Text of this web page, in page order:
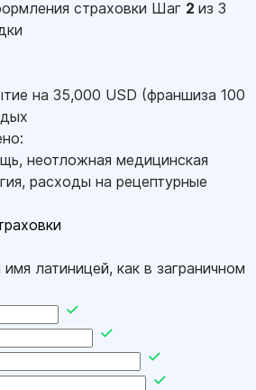
страховки Шаг 2 из 3
на 35,000 USD (франшиза 100
неотложная медицинская
расходы на рецептурные
латиницей, как в заграничном